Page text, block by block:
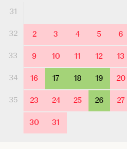
31
32
33
34
35
2 3 4 5 6
9 10 11 12 13
16 17 18 19 20
23 24 25 26 27
30 31